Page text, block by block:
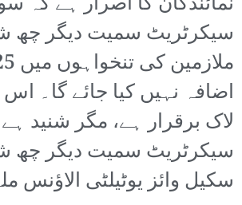
سیکرٹریٹ سمیت دیگر چھ
اضافہ نہیں کیا جائے گا۔
لاک برقرار ہے، مگر شنید
سیکرٹریٹ سمیت دیگر چھ
سکیل وائز یوٹیلٹی الاؤنس